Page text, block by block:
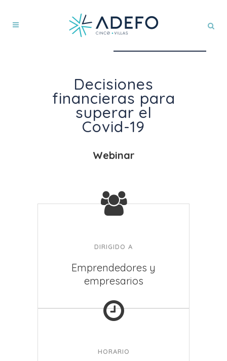
Decisiones
financieras para
superar el
Covid-19
Webinar
DIRIGIDO A
Emprendedores y
empresarios
HORARIO